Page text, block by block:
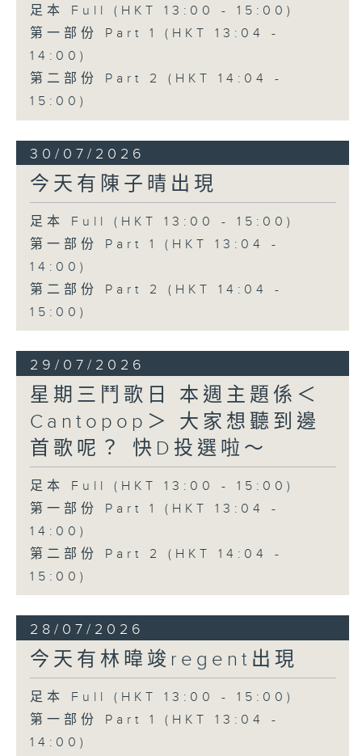
足本 Full (HKT 13:00 - 15:00)
第一部份 Part 1 (HKT 13:04 -
14:00)
第二部份 Part 2 (HKT 14:04 -
15:00)
30/07/2026
今天有陳子晴出現
足本 Full (HKT 13:00 - 15:00)
第一部份 Part 1 (HKT 13:04 -
14:00)
第二部份 Part 2 (HKT 14:04 -
15:00)
29/07/2026
星期三鬥歌日 本週主題係＜
Cantopop＞ 大家想聽到邊
首歌呢？ 快D投選啦～
足本 Full (HKT 13:00 - 15:00)
第一部份 Part 1 (HKT 13:04 -
14:00)
第二部份 Part 2 (HKT 14:04 -
15:00)
28/07/2026
今天有林暐竣regent出現
足本 Full (HKT 13:00 - 15:00)
第一部份 Part 1 (HKT 13:04 -
14:00)